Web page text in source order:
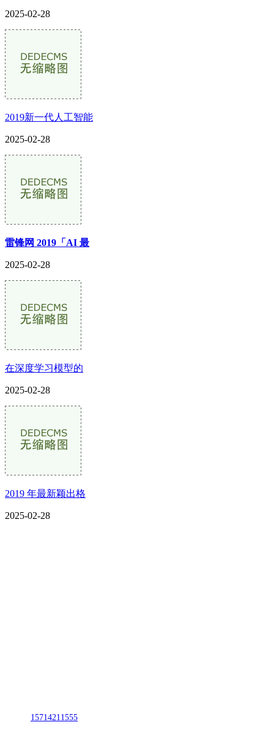
2025-02-28
2019新一代人工智能
2025-02-28
雷锋网 2019「AI 最
2025-02-28
在深度学习模型的
2025-02-28
2019 年最新颖出格
2025-02-28
15714211555